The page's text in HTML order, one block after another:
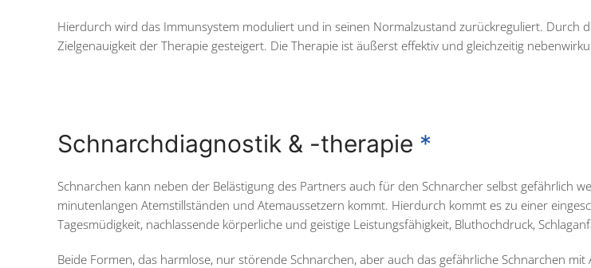
Hierdurch wird das Immunsystem moduliert und in seinen Normalzustand zurückreguliert. Durch
Zielgenauigkeit der Therapie gesteigert. Die Therapie ist äußerst effektiv und gleichzeitig
Schnarchdiagnostik & -therapie *
Schnarchen kann neben der Belästigung des Partners auch für den Schnarcher selbst gefährlich
minutenlangen Atemstillständen und Atemaussetzern kommt. Hierdurch kommt es zu einer
Tagesmüdigkeit, nachlassende körperliche und geistige Leistungsfähigkeit, Bluthochdruck,
Beide Formen, das harmlose, nur störende Schnarchen, aber auch das gefährliche Schnarchen